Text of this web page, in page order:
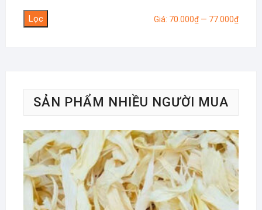
Giá
Giá
Lọc Giá: 70.000₫ — 77.000₫
SẢN PHẨM NHIỀU NGƯỜI MUA